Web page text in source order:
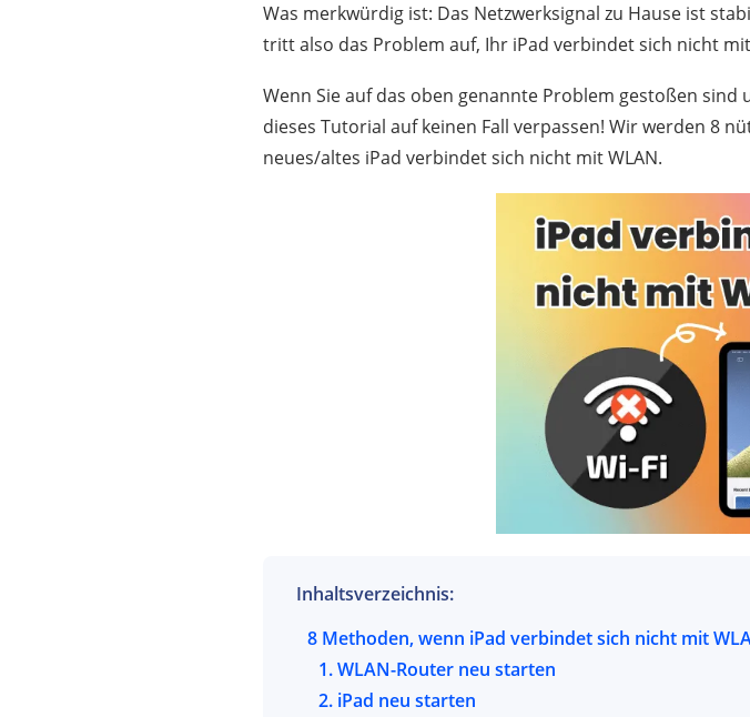
Was merkwürdig ist: Das Netzwerksignal zu Hause ist
tritt also das Problem auf, Ihr iPad verbindet sich nicht mit
Wenn Sie auf das oben genannte Problem gestoßen
dieses Tutorial auf keinen Fall verpassen! Wir werden 8
neues/altes iPad verbindet sich nicht mit WLAN.
Inhaltsverzeichnis:
8 Methoden, wenn iPad verbindet sich nicht mit
1. WLAN-Router neu starten
2. iPad neu starten